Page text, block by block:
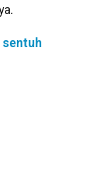
sentuh